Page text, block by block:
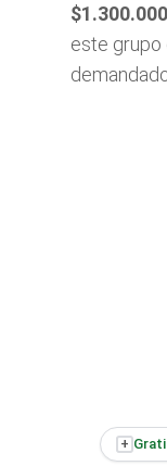
este grupo
+